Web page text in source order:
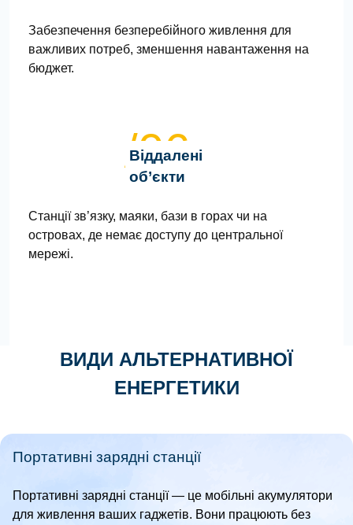
Забезпечення безперебійного живлення для
важливих потреб, зменшення навантаження на
бюджет.
/06
Віддалені
об’єкти
Станції зв’язку, маяки, бази в горах чи на
островах, де немає доступу до центральної
мережі.
ВИДИ АЛЬТЕРНАТИВНОЇ
ЕНЕРГЕТИКИ
Портативні зарядні станції
Портативні зарядні станції — це мобільні акумулятори
для живлення ваших гаджетів. Вони працюють без